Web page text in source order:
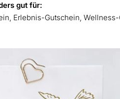
gut für:
Erlebnis-Gutschein,